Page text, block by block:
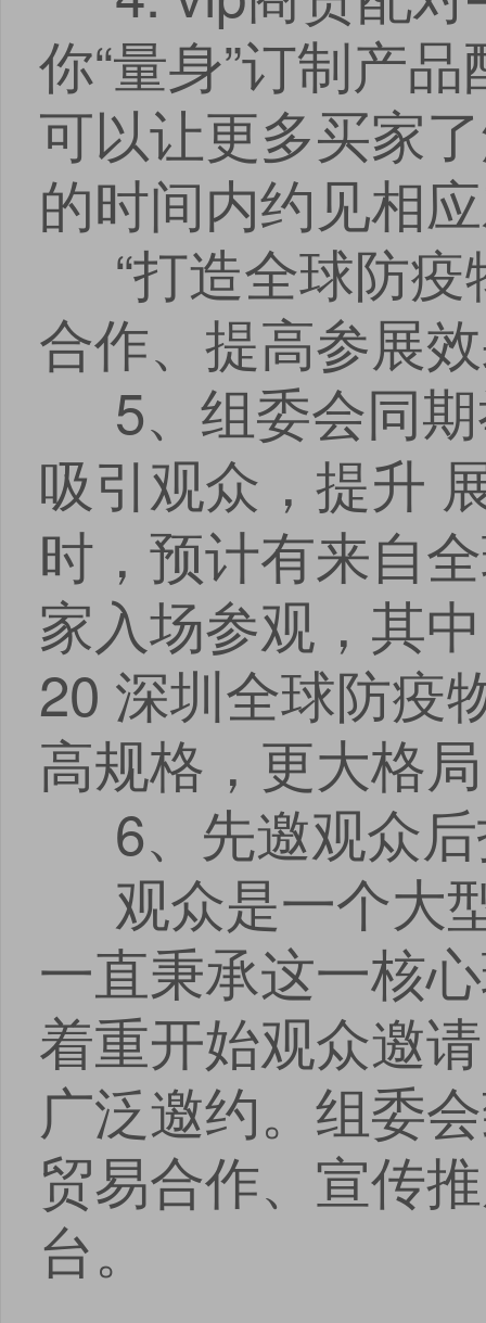
你“量身”订制产
可以让更多买家
的时间内约见相
“打造全球防疫
合作、提高参
5、组委会同期
吸引观众，提升
时，预计有来自
家入场参观，其
20 深圳全球防疫
高规格，更大格
6、先邀观众后
观众是一个大
一直秉承这一核
着重开始观众邀
广泛邀约。组委
贸易合作、宣传
台。